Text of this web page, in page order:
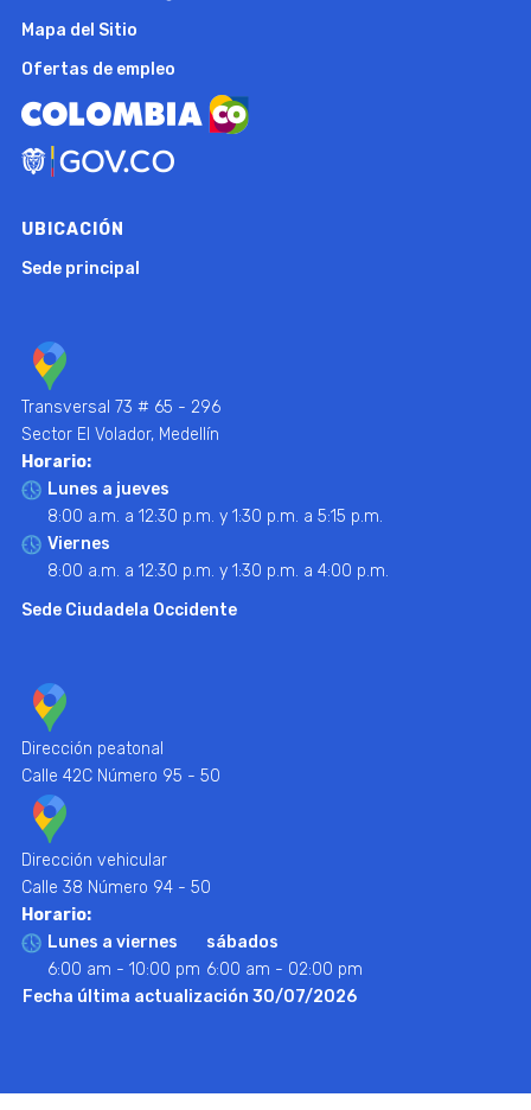
Mapa del Sitio
Ofertas de empleo
UBICACIÓN
Sede principal
Transversal 73 # 65 - 296
Sector El Volador, Medellín
Horario:
Lunes a jueves
8:00 a.m. a 12:30 p.m. y 1:30 p.m. a 5:15 p.m.
Viernes
8:00 a.m. a 12:30 p.m. y 1:30 p.m. a 4:00 p.m.
Sede Ciudadela Occidente
Dirección peatonal
Calle 42C Número 95 - 50
Dirección vehicular
Calle 38 Número 94 - 50
Horario:
Lunes a viernes
6:00 am - 10:00 pm
sábados
6:00 am - 02:00 pm
Fecha última actualización 30/07/2026